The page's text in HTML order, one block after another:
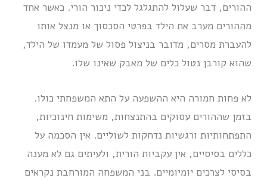
ההורים, דבר שעלול להתגלגל לכדי ניכור הורי. כאשר אחד
מההורים מערב את הילד בפרטי הסכסוך או מנצל אותו
להעברת מסרים, מדובר בניצול פסול של מעמדו של הילד,
שהוא קורבן נטול כלים של מאבק שאינו שלו.
לא פחות חמורה היא ההשפעה על התא המשפחתי כולו.
בזמן שההורים עסוקים בהתנצחות, משימות חינוכיות,
התפתחותיות ורגשיות נדחקות לשוליים. אין הסכמה על
כללים בסיסיים, אין עקביות הורית, ולעיתים גם לא מענה
בסיסי לצרכים יומיומיים. בני המשפחה המורחבת נקראים